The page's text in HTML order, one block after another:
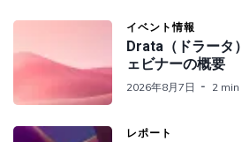
イベント情報
Drata（ドラータ
ェビナーの概要
2026年8月7日 2
レポート